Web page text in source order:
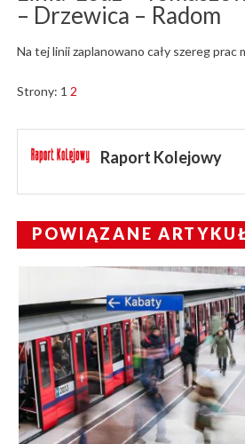
– Drzewica – Radom
Na tej linii zaplanowano cały szereg prac
Strony: 1 2
Raport Kolejowy
POWIĄZANE